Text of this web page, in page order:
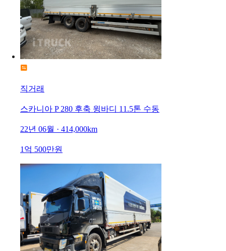
직거래
스카니아 P 280 후축 윙바디 11.5톤 수동
22년 06월 · 414,000km
1억 500만원